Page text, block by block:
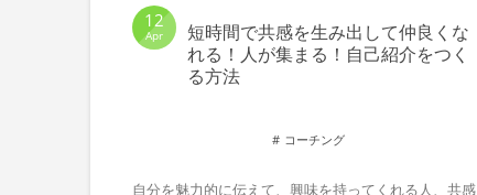
12
Apr
短時間で共感を生み出して仲良くな
れる！人が集まる！自己紹介をつく
る方法
コーチング
自分を魅力的に伝えて、興味を持ってくれる人、共感